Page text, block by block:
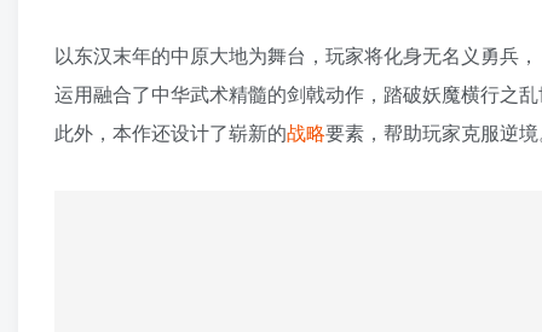
以东汉末年的中原大地为舞台，玩家将化身无名义勇兵，
运用融合了中华武术精髓的剑戟动作，踏破妖魔横行之
此外，本作还设计了崭新的战略要素，帮助玩家克服逆